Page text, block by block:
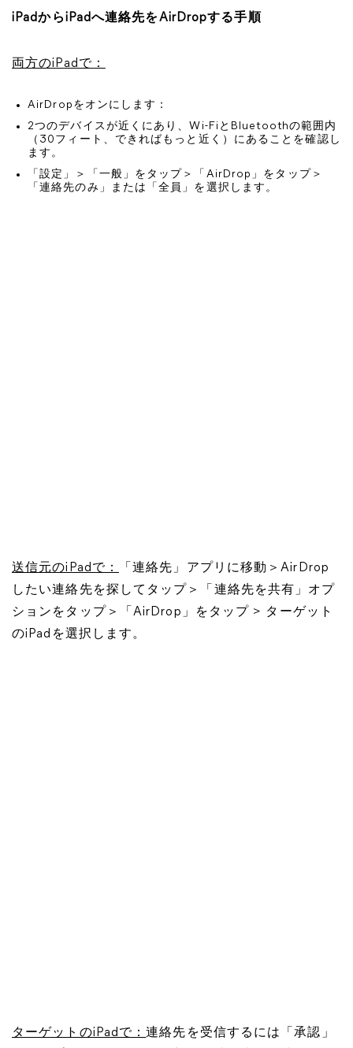
iPadからiPadへ連絡先をAirDropする手順
両方のiPadで：
AirDropをオンにします：
2つのデバイスが近くにあり、Wi-FiとBluetoothの範囲内
（30フィート、できればもっと近く）にあることを確認し
ます。
「設定」＞「一般」をタップ＞「AirDrop」をタップ＞
「連絡先のみ」または「全員」を選択します。
送信元のiPadで：
「連絡先」アプリに移動＞AirDrop
したい連絡先を探してタップ＞「連絡先を共有」オプ
ションをタップ＞「AirDrop」をタップ > ターゲット
のiPadを選択します。
ターゲットのiPadで：連絡先を受信するには「承認」